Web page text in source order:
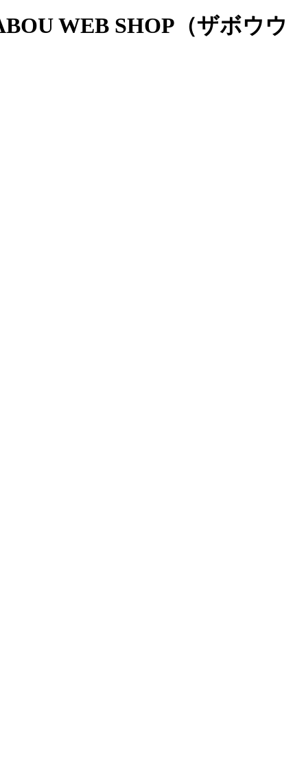
WEB SHOP（ザボウウ